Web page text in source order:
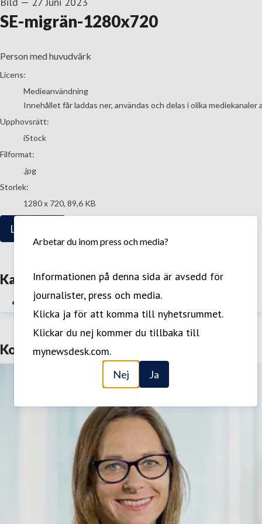
Arbetar du inom press och media?
Informationen på denna sida är avsedd för
journalister, press och media.
Klicka ja för att komma till nyhetsrummet.
Klickar du nej kommer du tillbaka till
mynewsdesk.com.
Nej Ja
SE-migrän-1280x720
Person med huvudvärk
go to media item
Licens:
Medieanvändning
Innehållet får laddas ner, användas och delas i olika
Upphovsrätt:
iStock
Filformat:
.jpg
Storlek:
1280 x 720, 89,6 KB
Ladda ner
Kategorier
Neurologiska sjukdomar
Kontakter